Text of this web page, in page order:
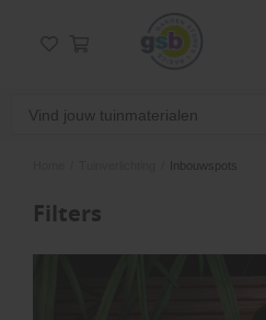
Inbouwspots
Filters